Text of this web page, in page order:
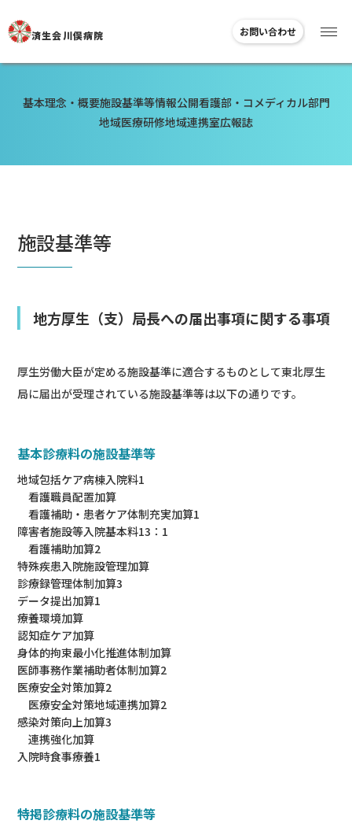
済生会川俣病院 お問い合わせ
基本理念・概要施設基準等情報公開看護部・コメディカル部門
地域医療研修地域連携室広報誌
施設基準等
地方厚生（支）局長への届出事項に関する事項
厚生労働大臣が定める施設基準に適合するものとして東北厚生
局に届出が受理されている施設基準等は以下の通りです。
基本診療料の施設基準等
地域包括ケア病棟入院料1
看護職員配置加算
看護補助・患者ケア体制充実加算1
障害者施設等入院基本料13：1
看護補助加算2
特殊疾患入院施設管理加算
診療録管理体制加算3
データ提出加算1
療養環境加算
認知症ケア加算
身体的拘束最小化推進体制加算
医師事務作業補助者体制加算2
医療安全対策加算2
医療安全対策地域連携加算2
感染対策向上加算3
連携強化加算
入院時食事療養1
特掲診療料の施設基準等